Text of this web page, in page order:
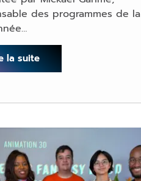
des programmes de la
la suite